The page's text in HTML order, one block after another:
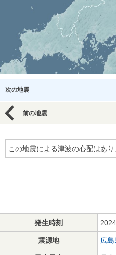
次の地震
前の地震
この地震による津波の心配はあり
発生時刻
震源地 広